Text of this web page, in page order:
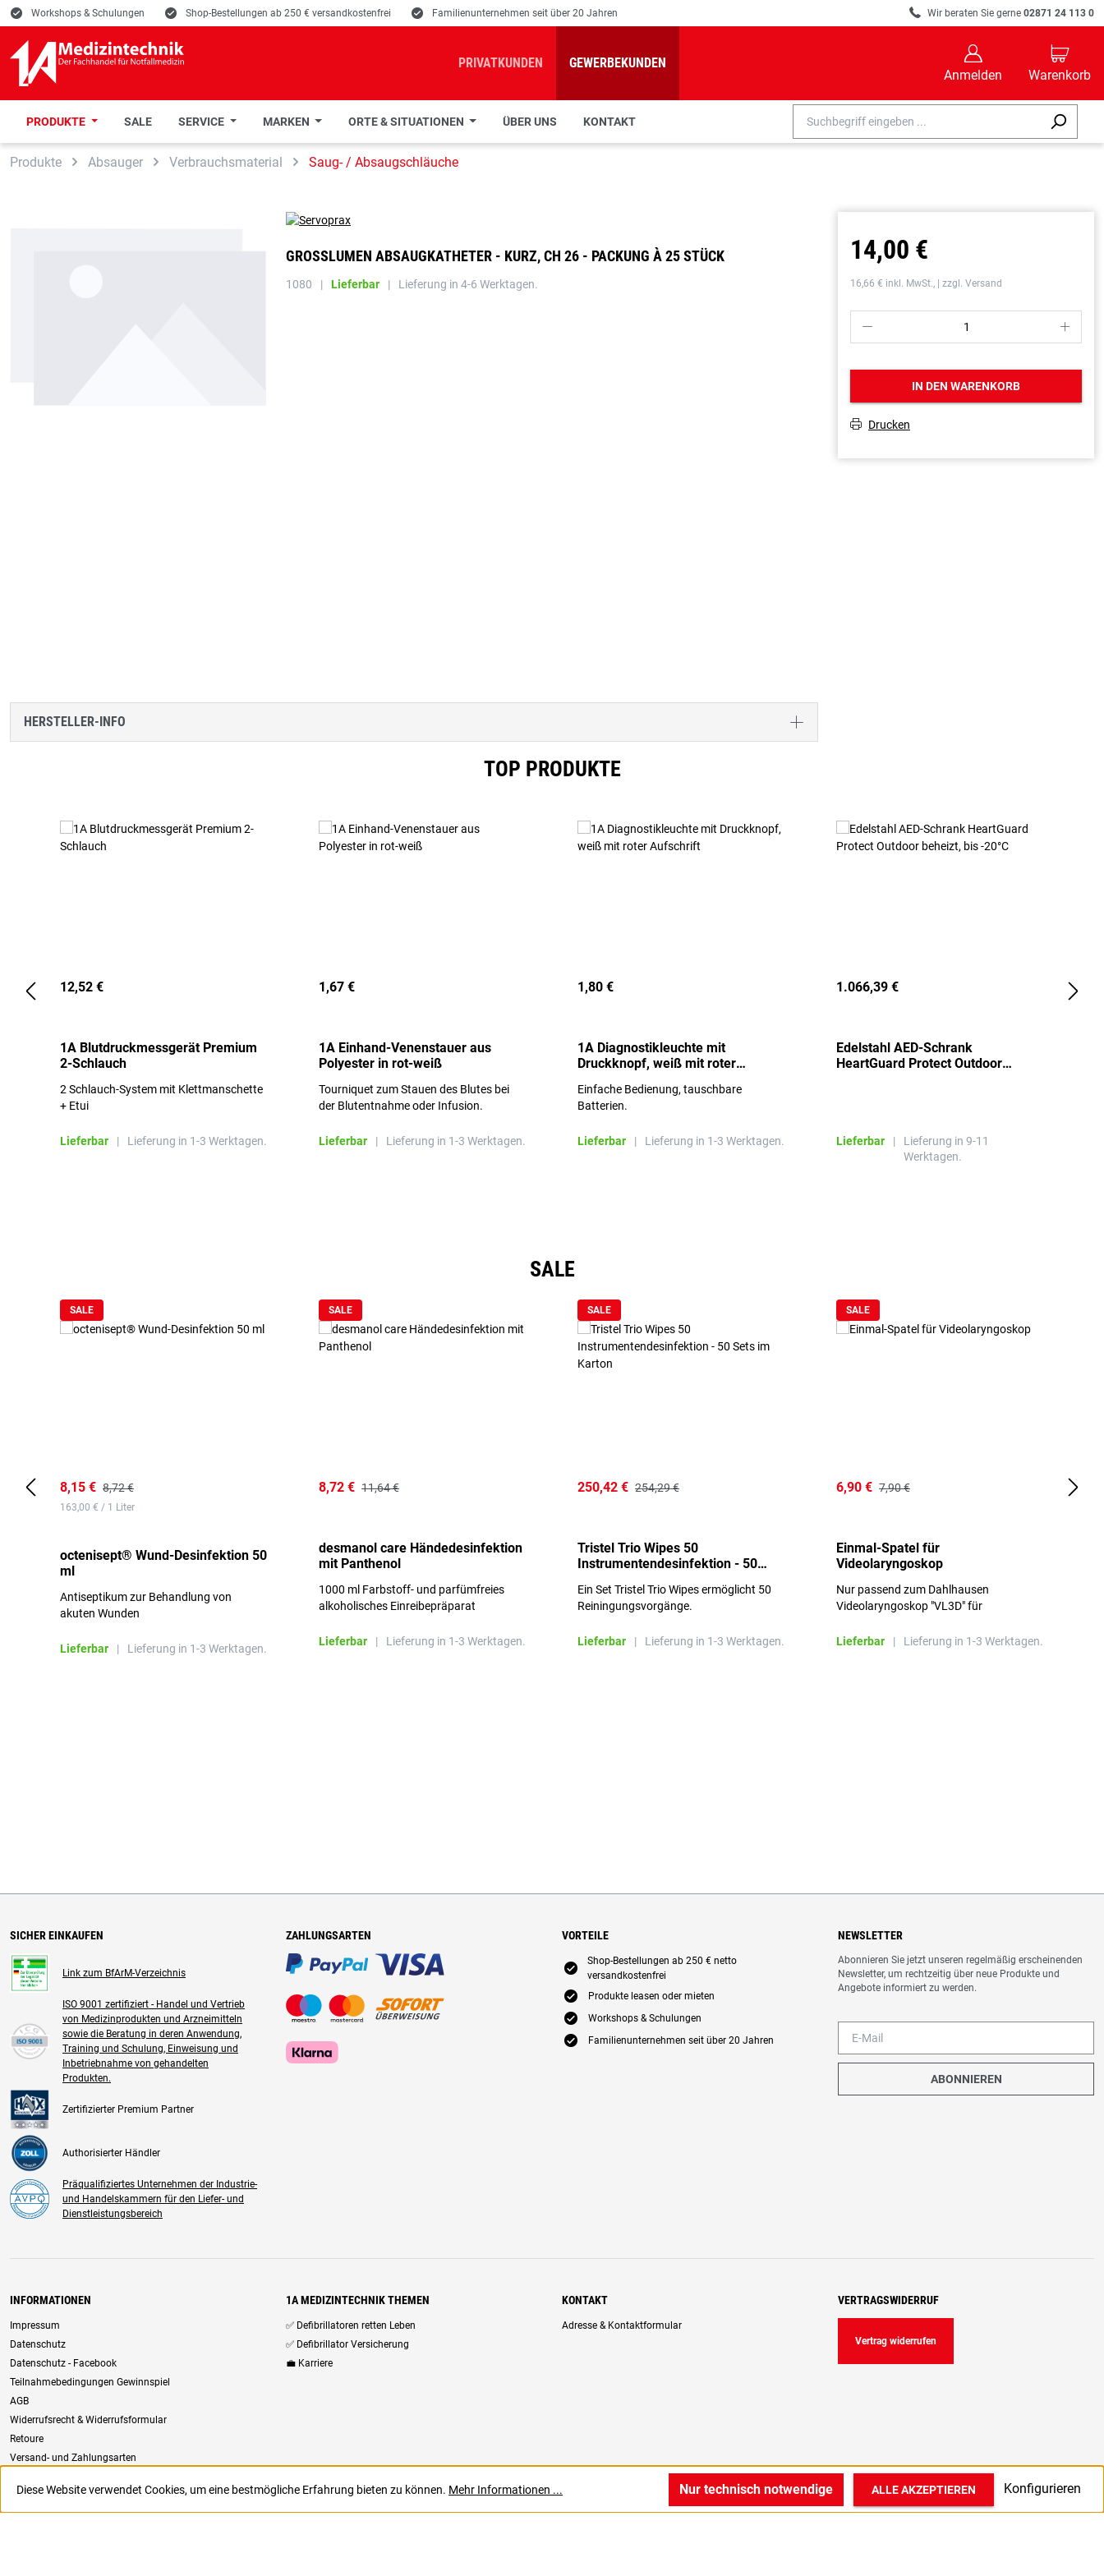
Zur Suche springen
Zur Hauptnavigation springen
E Workshops & Schulungen E Shop-Bestellungen ab 250 € versandkostenfrei E Familienunternehmen seit über 20 Jahren R Wir beraten Sie gerne 02871 24 113 0
PRIVATKUNDEN GEWERBEKUNDEN
B
Anmelden
C
Warenkorb
PRODUKTE SALE SERVICE MARKEN ORTE & SITUATIONEN ÜBER UNS KONTAKT
Produkte Absauger Verbrauchsmaterial Saug- / Absaugschläuche
GROSSLUMEN ABSAUGKATHETER - KURZ, CH 26 - PACKUNG À 25 STÜCK
1080 | Lieferbar | Lieferung in 4-6 Werktagen.
HERSTELLER-INFO
14,00 €
16,66 € inkl. MwSt., | zzgl. Versand
P S
IN DEN WARENKORB
T Drucken
TOP PRODUKTE
12,52 €
1A Blutdruckmessgerät Premium
2-Schlauch
2 Schlauch-System mit Klettmanschette
+ Etui
Lieferbar | Lieferung in 1-3 Werktagen.
1,67 €
1A Einhand-Venenstauer aus
Polyester in rot-weiß
Tourniquet zum Stauen des Blutes bei
der Blutentnahme oder Infusion.
Lieferbar | Lieferung in 1-3 Werktagen.
1,80 €
1A Diagnostikleuchte mit
Druckknopf, weiß mit roter
Einfache Bedienung, tauschbare
Batterien.
Lieferbar | Lieferung in 1-3 Werktagen.
1.066,39 €
Edelstahl AED-Schrank
HeartGuard Protect Outdoor
Lieferbar |
Lieferung in 9-11
Werktagen.
SALE
SALE
8,15 € 8,72 €
163,00 € / 1 Liter
octenisept® Wund-Desinfektion 50
ml
Antiseptikum zur Behandlung von
akuten Wunden
Lieferbar | Lieferung in 1-3 Werktagen.
SALE
8,72 € 11,64 €
desmanol care Händedesinfektion
mit Panthenol
1000 ml Farbstoff- und parfümfreies
alkoholisches Einreibepräparat
Lieferbar
| Lieferung in 1-3 Werktagen.
SALE
250,42 € 254,29 €
Tristel Trio Wipes 50
Instrumentendesinfektion - 50
Ein Set Tristel Trio Wipes ermöglicht 50
Reiningungsvorgänge.
Lieferbar | Lieferung in 1-3 Werktagen.
SALE
6,90 € 7,90 €
Einmal-Spatel für
Videolaryngoskop
Nur passend zum Dahlhausen
Videolaryngoskop "VL3D" für
Lieferbar
| Lieferung in 1-3 Werktagen.
SICHER EINKAUFEN
Link zum BfArM-Verzeichnis
ISO 9001 zertifiziert - Handel und Vertrieb
von Medizinprodukten und Arzneimitteln
sowie die Beratung in deren Anwendung,
Training und Schulung, Einweisung und
Inbetriebnahme von gehandelten
Produkten.
Zertifizierter Premium Partner
Authorisierter Händler
Präqualifiziertes Unternehmen der Industrie-
und Handelskammern für den Liefer- und
Dienstleistungsbereich
ZAHLUNGSARTEN VORTEILE
E
Shop-Bestellungen ab 250 € netto
versandkostenfrei
E Produkte leasen oder mieten
E Workshops & Schulungen
E Familienunternehmen seit über 20 Jahren
NEWSLETTER
Abonnieren Sie jetzt unseren regelmäßig erscheinenden
Newsletter, um rechtzeitig über neue Produkte und
Angebote informiert zu werden.
ABONNIEREN
INFORMATIONEN
Impressum
Datenschutz
Datenschutz - Facebook
Teilnahmebedingungen Gewinnspiel
AGB
Widerrufsrecht & Widerrufsformular
Retoure
Versand- und Zahlungsarten
1A MEDIZINTECHNIK THEMEN
✅ Defibrillatoren retten Leben
✅ Defibrillator Versicherung
💼 Karriere
KONTAKT
Adresse & Kontaktformular
VERTRAGSWIDERRUF
Vertrag widerrufen
Diese Website verwendet Cookies, um eine bestmögliche Erfahrung bieten zu können. Mehr Informationen ... Nur technisch notwendige Konfigurieren
ALLE AKZEPTIEREN